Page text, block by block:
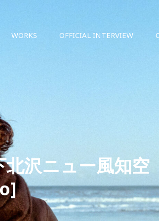
WORKS OFFICIAL INTERVIEW
沢ニュー風知空